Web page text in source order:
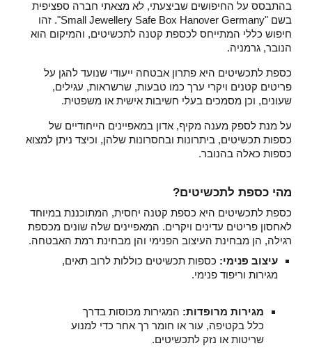
בהתבסס על החיפושים שביצעתי, לא מצאתי חברה ספציפית
בשם "Small Jewellery Safe Box Hanover Germany". זהו
חיפוש כללי המתייחס לכספת קטנה לתכשיטים, והמיקום הוא
הנובר, גרמניה.
כספת לתכשיטים היא פתרון אבטחה ייעודי שנועד להגן על
פריטים קטנים ויקרי ערך כמו טבעות, שרשראות, עגילים,
שעונים, וכן מסמכים בעלי חשיבות אישית או משפטית.
על מנת לספק מענה מקיף, אדון במאפיינים הייחודיים של
כספות תכשיטים, ביתרונות ובחסרונות שלהן, וכיצד ניתן למצוא
כספות כאלה בהנובר.
מהי כספת לתכשיטים?
כספת לתכשיטים היא כספת קטנה יחסית, המתוכננת במיוחד
לאחסון פריטים עדינים ויקרים. המאפיינים שלה שונים מכספת
רגילה, הן מבחינת העיצוב הפנימי והן מבחינת רמת האבטחה.
עיצוב פנימי: כספות תכשיטים כוללות לרוב תאים,
מגירות וריפוד פנימי.
מגירות מרופדות: המגירות מכוסות בדרך
כלל בקטיפה, עור או חומר רך אחר כדי למנוע
שריטות או נזק לתכשיטים.